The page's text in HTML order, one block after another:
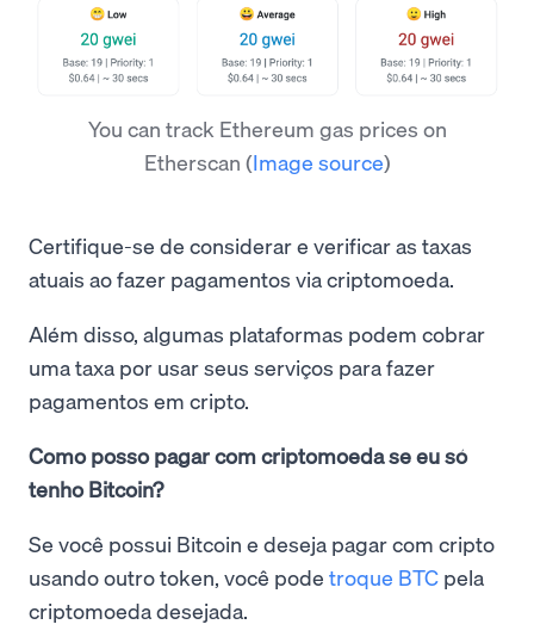
You can track Ethereum gas prices on
Etherscan (Image source)
Certifique-se de considerar e verificar as taxas
atuais ao fazer pagamentos via criptomoeda.
Além disso, algumas plataformas podem cobrar
uma taxa por usar seus serviços para fazer
pagamentos em cripto.
Como posso pagar com criptomoeda se eu só
tenho Bitcoin?
Se você possui Bitcoin e deseja pagar com cripto
usando outro token, você pode troque BTC pela
criptomoeda desejada.